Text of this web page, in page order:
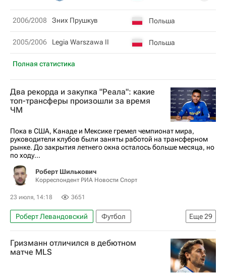
Полная статистика
2006/2008 Зних Прушкув Польша
2005/2006 Legia Warszawa II Польша
Два рекорда и закупка "Реала": какие
топ-трансферы произошли за время
ЧМ
Пока в США, Канаде и Мексике гремел чемпионат мира,
руководители клубов были заняты работой на трансферном
рынке. До закрытия летнего окна осталось больше месяца, но
по ходу...
Роберт Шилькович
Корреспондент РИА Новости Спорт
23 июля, 14:18 3651
Еще29
Роберт Левандовский
Футбол
Эллиот Андерсон
Сандро Тонали
Гонсалу Рамуш
Челси
Астон Вилла
Гризманн отличился в дебютном
матче MLS